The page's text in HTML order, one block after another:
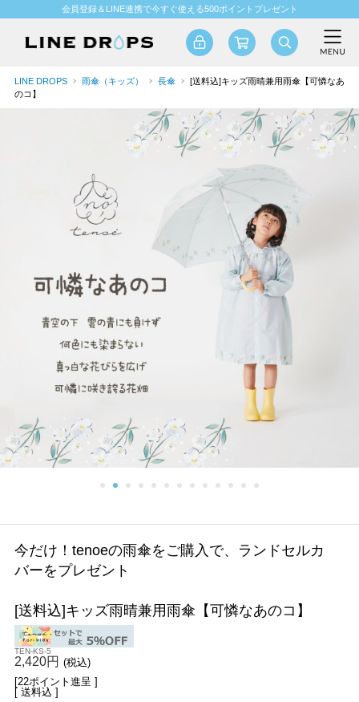
会員登録＆LINE連携で今すぐ使える500ポイントプレゼント
LINE DROPS 雨傘（キッズ） 長傘
[送料込]キッズ雨晴兼用雨傘【可憐なあ
のコ】
今だけ！tenoeの雨傘をご購入で、ランドセルカ
バーをプレゼント
[送料込]キッズ雨晴兼用雨傘【可憐なあのコ】
TEN-KS-5
2,420円 (税込)
[22ポイント進呈 ]
[ 送料込 ]